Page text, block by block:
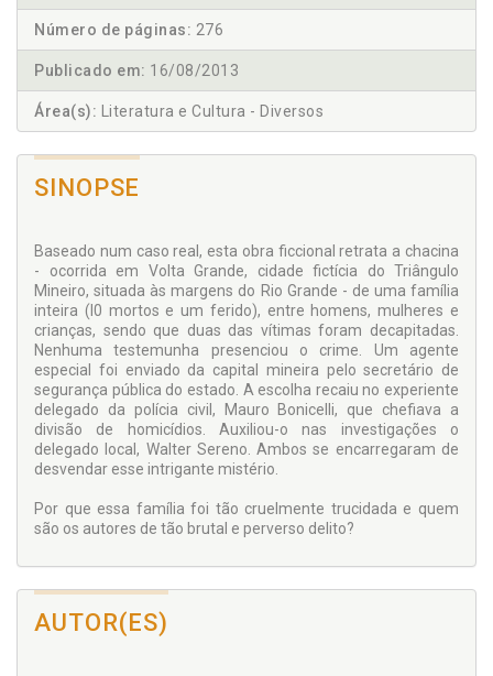
Número de páginas: 276
Publicado em: 16/08/2013
Área(s): Literatura e Cultura - Diversos
SINOPSE
Baseado num caso real, esta obra ficcional retrata a chacina
- ocorrida em Volta Grande, cidade fictícia do Triângulo
Mineiro, situada às margens do Rio Grande - de uma família
inteira (l0 mortos e um ferido), entre homens, mulheres e
crianças, sendo que duas das vítimas foram decapitadas.
Nenhuma testemunha presenciou o crime. Um agente
especial foi enviado da capital mineira pelo secretário de
segurança pública do estado. A escolha recaiu no experiente
delegado da polícia civil, Mauro Bonicelli, que chefiava a
divisão de homicídios. Auxiliou-o nas investigações o
delegado local, Walter Sereno. Ambos se encarregaram de
desvendar esse intrigante mistério.
Por que essa família foi tão cruelmente trucidada e quem
são os autores de tão brutal e perverso delito?
AUTOR(ES)